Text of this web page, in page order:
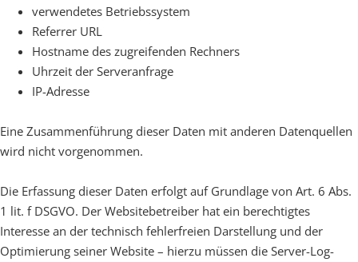
verwendetes Betriebssystem
Referrer URL
Hostname des zugreifenden Rechners
Uhrzeit der Serveranfrage
IP-Adresse
Eine Zusammenführung dieser Daten mit anderen Datenquellen
wird nicht vorgenommen.
Die Erfassung dieser Daten erfolgt auf Grundlage von Art. 6 Abs.
1 lit. f DSGVO. Der Websitebetreiber hat ein berechtigtes
Interesse an der technisch fehlerfreien Darstellung und der
Optimierung seiner Website – hierzu müssen die Server-Log-